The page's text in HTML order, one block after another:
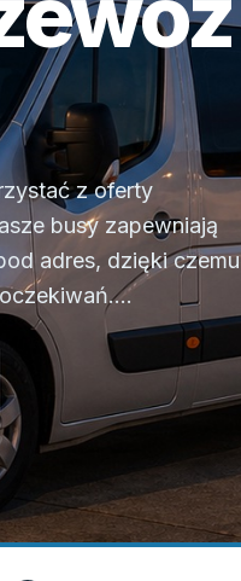
z oferty
busy zapewniają
adres, dzięki czemu